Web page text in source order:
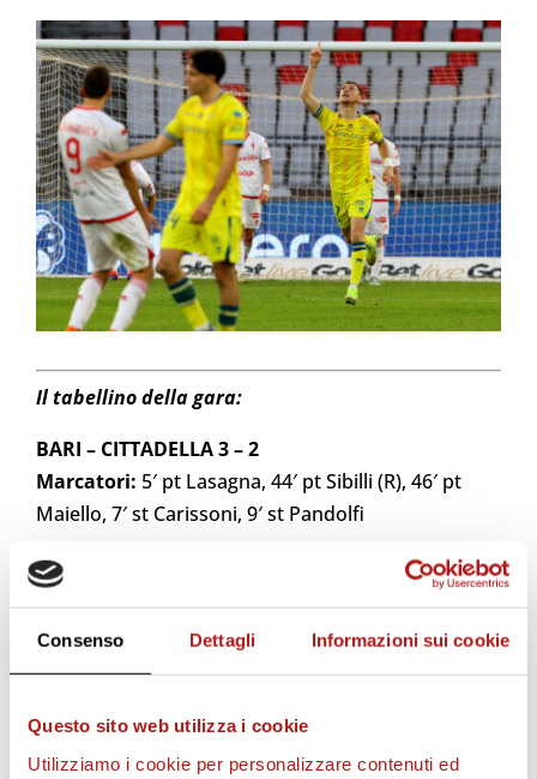
Consenso Dettagli Informazioni sui cookie
Questo sito web utilizza i cookie
Utilizziamo i cookie per personalizzare contenuti ed
Il tabellino della gara:
BARI – CITTADELLA 3 – 2
Marcatori: 5′ pt Lasagna, 44′ pt Sibilli (R), 46′ pt
Maiello, 7′ st Carissoni, 9′ st Pandolfi
BARI (3-4-1-2)
Mantovani; Oliveri, Maita (C), Maiello (20′ st Lella),
Dorval (13′ st Favasuli); Sibilli (13′ st Falletti);
Tripaldelli, Manzari, Obaretin.
Allenatore: Moreno Longo